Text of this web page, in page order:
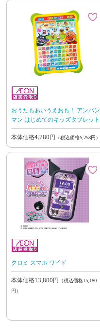
おうたもあいうえおも！ アンパン
マン はじめてのキッズタブレット
本体価格4,780円 （税込価格5,258円）
クロミ スマホ ワイド
本体価格13,800円 （税込価格15,180
円）